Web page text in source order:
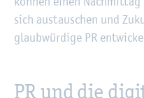
sich aus­tau­schen und
glaub­wür­di­ge PR
PR und die